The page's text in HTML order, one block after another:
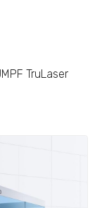
TruLaser